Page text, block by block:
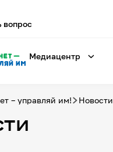
вопрос
Медиацентр
– управляй им! Новости